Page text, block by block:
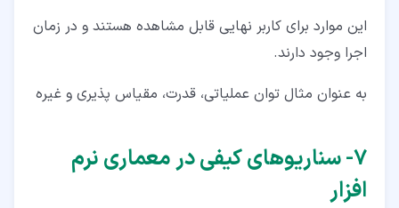
این موارد برای کاربر نهایی قابل مشاهده هستند و در زمان
اجرا وجود دارند.
به عنوان مثال توان عملیاتی، قدرت، مقیاس پذیری و غیره
۷‏- سناریوهای کیفی در معماری نرم
افزار